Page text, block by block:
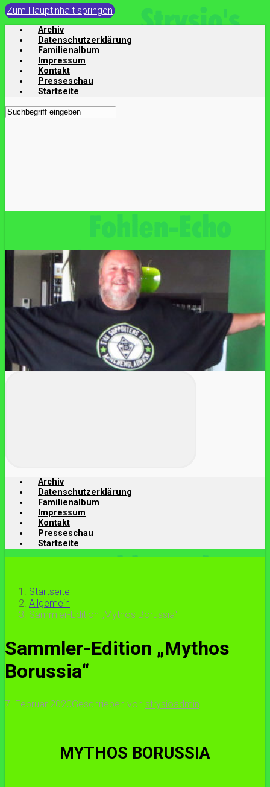
Zum Hauptinhalt springen
Archiv
Datenschutzerklärung
Familienalbum
Impressum
Kontakt
Presseschau
Startseite
Archiv
Datenschutzerklärung
Familienalbum
Impressum
Kontakt
Presseschau
Startseite
Startseite
Allgemein
Sammler-Edition „Mythos Borussia“
Sammler-Edition „Mythos
Borussia“
7. Februar 2020Geschrieben von strysioadmin
MYTHOS BORUSSIA